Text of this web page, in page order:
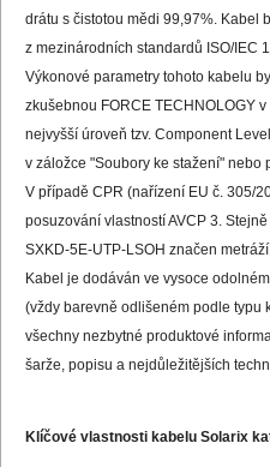
drátu s čistotou mědi 99,97%. Kabel
z mezinárodních standardů ISO/IEC
Výkonové parametry tohoto kabelu
zkušebnou FORCE TECHNOLOGY
nejvyšší úroveň tzv. Component
v záložce "Soubory ke stažení" nebo
V případě CPR (nařízení EU č. 305/
posuzování vlastností AVCP 3.
SXKD-5E-UTP-LSOH značen
Kabel je dodáván ve vysoce
(vždy barevně odlišeném podle typu
všechny nezbytné produktové
šarže, popisu a nejdůležitějších
Klíčové vlastnosti kabelu Solarix